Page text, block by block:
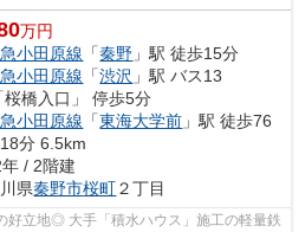
万円
小田原線 「秦野 」駅 徒歩15分
小田原線 「渋沢 」駅 バス13
桜橋入口」 停歩5分
小田原線 「東海大学前 」駅 徒歩76
分 6.5km
/ 2階建
県秦野市桜町２丁目
好立地◎ 大手「積水ハウス」施工の軽量鉄